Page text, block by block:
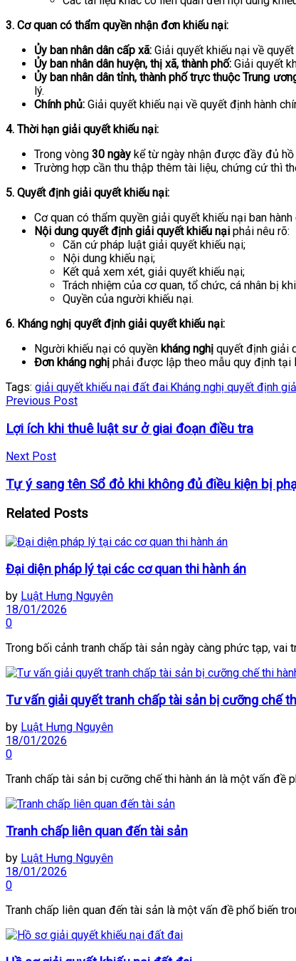
3. Cơ quan có thẩm quyền nhận đơn khiếu nại:
Ủy ban nhân dân cấp xã: Giải quyết khiếu nại về
Ủy ban nhân dân huyện, thị xã, thành phố: Giải quyết
Ủy ban nhân dân tỉnh, thành phố trực thuộc Trung
lý.
Chính phủ: Giải quyết khiếu nại về quyết định hành
4. Thời hạn giải quyết khiếu nại:
Trong vòng 30 ngày kể từ ngày nhận được đầy đủ
Trường hợp cần thu thập thêm tài liệu, chứng cứ thì
5. Quyết định giải quyết khiếu nại:
Cơ quan có thẩm quyền giải quyết khiếu nại ban
Nội dung quyết định giải quyết khiếu nại phải nêu rõ:
Căn cứ pháp luật giải quyết khiếu nại;
Nội dung khiếu nại;
Kết quả xem xét, giải quyết khiếu nại;
Trách nhiệm của cơ quan, tổ chức, cá nhân bị
Quyền của người khiếu nại.
6. Kháng nghị quyết định giải quyết khiếu nại:
Người khiếu nại có quyền kháng nghị quyết định giải
Đơn kháng nghị phải được lập theo mẫu quy định tại
Tags: giải quyết khiếu nại đất đai.Kháng nghị quyết định
Previous Post
Lợi ích khi thuê luật sư ở giai đoạn điều tra
Next Post
Tự ý sang tên Sổ đỏ khi không đủ điều kiện bị
Related Posts
Đại diện pháp lý tại các cơ quan thi hành án
by Luật Hưng Nguyên
18/01/2026
0
Trong bối cảnh tranh chấp tài sản ngày càng phức tạp, vai
Tư vấn giải quyết tranh chấp tài sản bị cưỡng chế
by Luật Hưng Nguyên
18/01/2026
0
Tranh chấp tài sản bị cưỡng chế thi hành án là một vấn đề
Tranh chấp liên quan đến tài sản
by Luật Hưng Nguyên
18/01/2026
0
Tranh chấp liên quan đến tài sản là một vấn đề phổ biến